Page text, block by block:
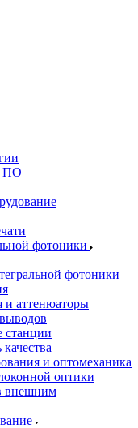
ПО
фотоники
фотоники
и аттенюаторы
станции
и оптомеханика
оптики
внешним